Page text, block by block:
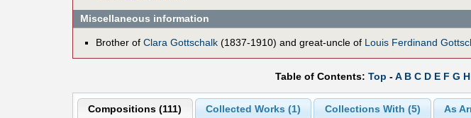
Miscellaneous information
Brother of Clara Gottschalk(1837-1910) and great-uncle of Louis Ferdinand
Table of Contents: Top -A B C D E F G H
Compositions (111) Collected Works (1) Collections With (5) As